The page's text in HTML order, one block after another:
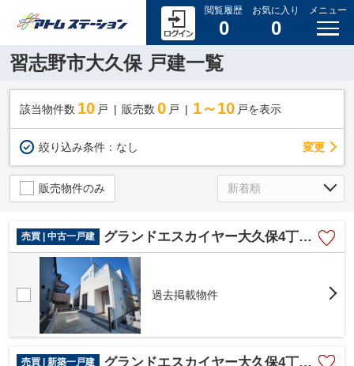
閲覧履歴
0
お気に入り
0
メニュー
習志野市大久保 戸建一覧
該当物件数 10 戸 販売数 0 戸 1～10 戸を表示
絞り込み条件： なし 変更
販売物件のみ
売買 | 中古一戸建 グランドエスカイヤー大久保4丁目8号棟
過去掲載物件
売買 | 新築一戸建 グランドエスカイヤー大久保4丁目11号棟